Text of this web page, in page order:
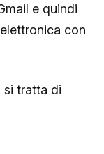
e quindi
con
si tratta di